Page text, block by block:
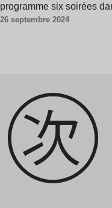
programme six soirées
26 septembre 2024